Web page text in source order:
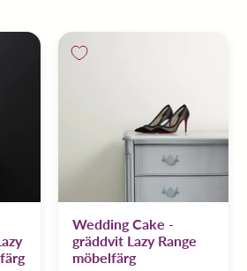
Wedding Cake -
gräddvit Lazy Range
möbelfärg